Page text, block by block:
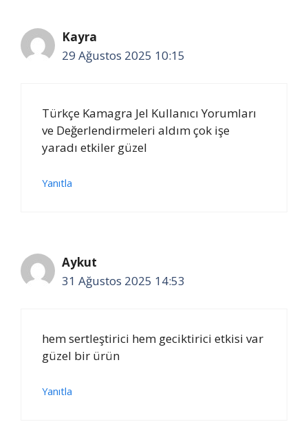
Kayra
29 Ağustos 2025 10:15
Türkçe Kamagra Jel Kullanıcı Yorumları
ve Değerlendirmeleri aldım çok işe
yaradı etkiler güzel
Yanıtla
Aykut
31 Ağustos 2025 14:53
hem sertleştirici hem geciktirici etkisi var
güzel bir ürün
Yanıtla